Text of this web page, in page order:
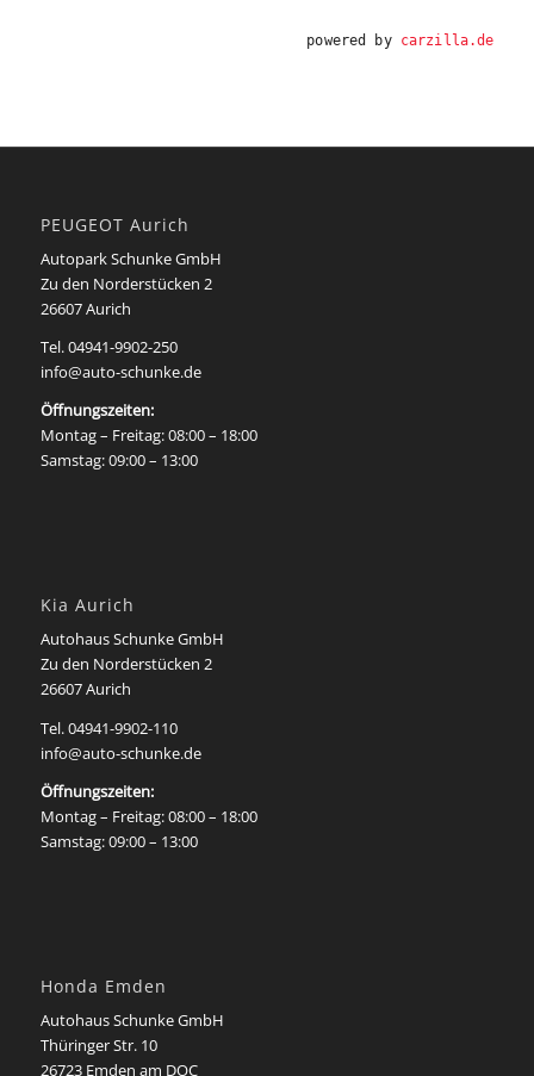
powered by carzilla.de
PEUGEOT Aurich
Autopark Schunke GmbH
Zu den Norderstücken 2
26607 Aurich
Tel.04941-9902-250
info@auto-schunke.de
Öffnungszeiten:
Montag – Freitag: 08:00 – 18:00
Samstag: 09:00 – 13:00
Kia Aurich
Autohaus Schunke GmbH
Zu den Norderstücken 2
26607 Aurich
Tel. 04941-9902-110
info@auto-schunke.de
Öffnungszeiten:
Montag – Freitag: 08:00 – 18:00
Samstag: 09:00 – 13:00
Honda Emden
Autohaus Schunke GmbH
Thüringer Str. 10
26723 Emden am DOC